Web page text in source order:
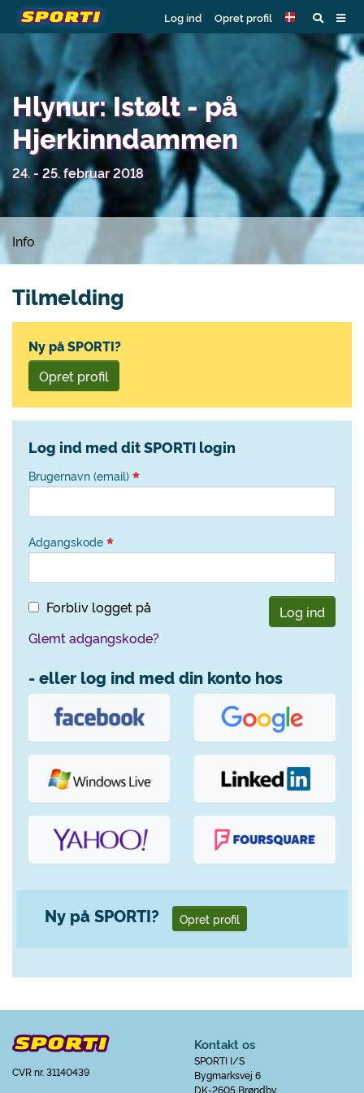
Log ind Opret profil
Hlynur: Istølt - på
Hjerkinndammen
24. - 25. februar 2018
Info
Tilmelding
Ny på SPORTI?
Opret profil
Log ind med dit SPORTI login
Brugernavn (email)
Adgangskode
Forbliv logget på
Log ind
Glemt adgangskode?
- eller log ind med din konto hos
Ny på SPORTI? Opret profil
CVR nr. 31140439
Kontakt os
SPORTI I/S
Bygmarksvej 6
DK-2605 Brøndby